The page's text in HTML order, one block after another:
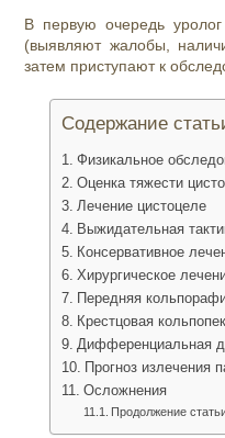
В первую очередь
(выявляют жалобы,
затем приступают к
Содержание
Физикальное
Оценка тяжести
Лечение цистоцеле
Выжидательная
Консервативное
Хирургическое
Передняя
Крестцовая
Дифференциальная
Прогноз излечения
Осложнения
Продолжение